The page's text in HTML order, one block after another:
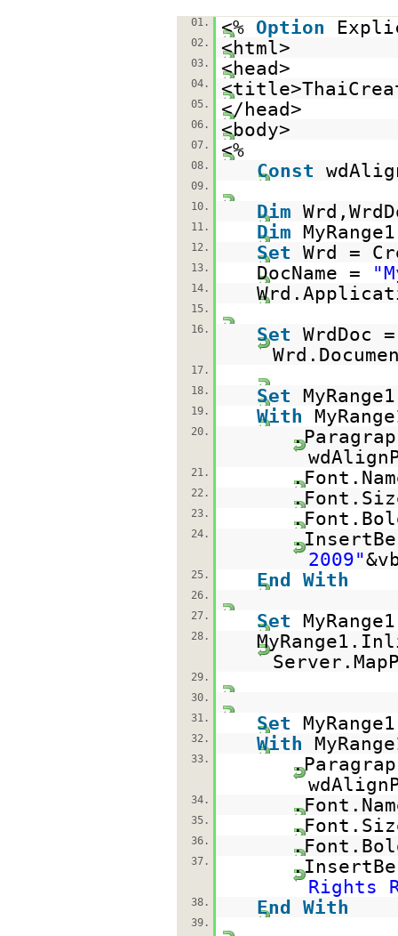
01. <% Option
02. <html>
03. <head>
04.
05. </head>
06. <body>
07. <%
08. Const
09.
10.
Dim
11. Dim MyRange1
12. Set Wrd =
13. DocName =
14.
15.
16.
Set WrdDoc =
17.
18.
Set
19. With
20.
21.
22.
23.
24.
2009"
25. End With
26.
27.
Set
28.
29.
30.
31.
Set
32. With
33.
34.
35.
36.
37.
Rights
38. End With
39.